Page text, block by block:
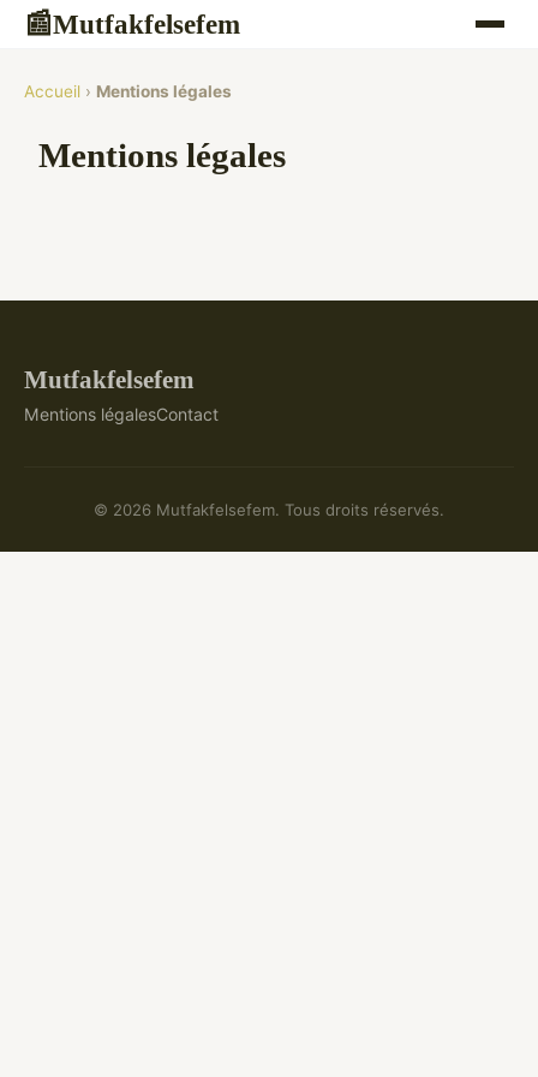
📰Mutfakfelsefem
Accueil › Mentions légales
Mentions légales
Mutfakfelsefem
Mentions légalesContact
© 2026 Mutfakfelsefem. Tous droits réservés.